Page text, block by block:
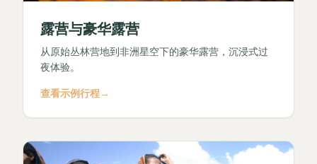
露营与豪华露营
从原始丛林营地到非洲星空下的豪华露营，沉浸式过
夜体验。
查看示例行程→